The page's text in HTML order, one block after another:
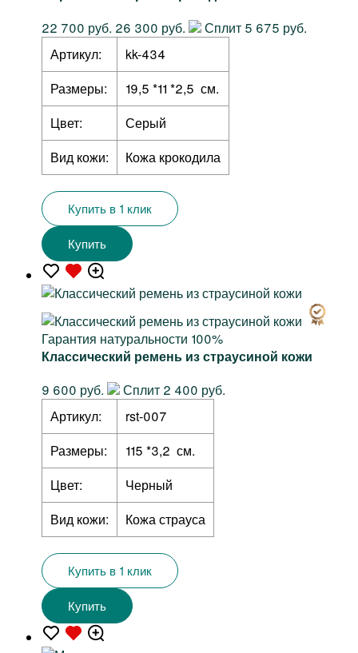
22 700 руб. 26 300 руб.
Сплит 5 675 руб.
Артикул:
kk-434
Размеры:
19,5 *11 *2,5 см.
Цвет:
Серый
Вид кожи:
Кожа крокодила
Купить в 1 клик
Купить
Гарантия натуральности 100%
Классический ремень из страусиной кожи
9 600 руб.
Сплит 2 400 руб.
Артикул:
rst-007
Размеры:
115 *3,2 см.
Цвет:
Черный
Вид кожи:
Кожа страуса
Купить в 1 клик
Купить